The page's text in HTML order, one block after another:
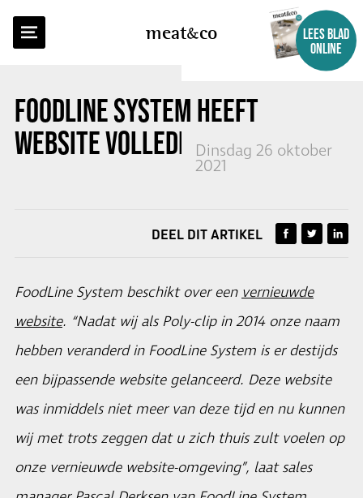
meatco
LEES BLAD
ONLINE
FOODLINE SYSTEM HEEFT
WEBSITE VOLLEDIG VERNIEUWD
Dinsdag 26 oktober
2021
TERUG NAAR OVERZICHT
DEEL DIT ARTIKEL
FoodLine System beschikt over eenvernieuwde
website. “Nadat wij als Poly-clip in 2014 onze naam
hebben veranderd in FoodLine System is er destijds
een bijpassende website gelanceerd. Deze website
was inmiddels niet meer van deze tijd en nu kunnen
wij met trots zeggen dat u zich thuis zult voelen op
onze vernieuwde website-omgeving”, laat sales